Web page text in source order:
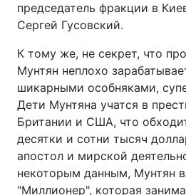
председатель фракции в
Сергей Гусовский.
К тому же, не секрет, что
Мунтян неплохо
шикарными особняками,
Дети Мунтяна учатся в
Британии и США, что
десятки и сотни тысяч
апостол и мирской
некоторым данным, Мунтян
"Миллионер", которая